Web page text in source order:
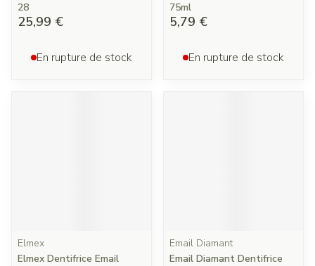
28
25,99 €
En rupture de stock
75ml
5,79 €
En rupture de stock
Elmex
Elmex Dentifrice Email
Email Diamant
Email Diamant Dentifrice